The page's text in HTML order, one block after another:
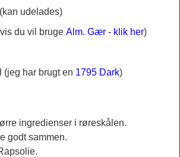
udelades)
du vil bruge Alm. Gær - klik her)
(jeg har brugt en 1795 Dark)
ingredienser i røreskålen.
godt sammen.